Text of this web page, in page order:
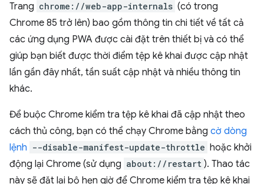
Trang chrome://web-app-internals (có trong
Chrome 85 trở lên) bao gồm thông tin chi tiết về tất cả
các ứng dụng PWA được cài đặt trên thiết bị và có thể
giúp bạn biết được thời điểm tệp kê khai được cập nhật
lần gần đây nhất, tần suất cập nhật và nhiều thông tin
khác.
Để buộc Chrome kiểm tra tệp kê khai đã cập nhật theo
cách thủ công, bạn có thể chạy Chrome bằng cờ dòng
lệnh --disable-manifest-update-throttle hoặc khởi
động lại Chrome (sử dụng about://restart ). Thao tác
này sẽ đặt lại bộ hẹn giờ để Chrome kiểm tra tệp kê khai